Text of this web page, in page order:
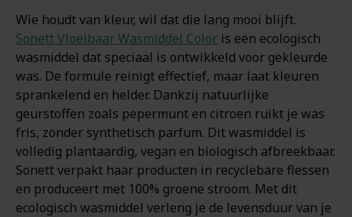
Wie houdt van kleur, wil dat die lang mooi blijft.
Sonett Vloeibaar Wasmiddel Color is een ecologisch
wasmiddel dat speciaal is ontwikkeld voor gekleurde
was. De formule reinigt effectief, maar laat kleuren
sprankelend en helder. Dankzij natuurlijke
geurstoffen zoals pepermunt en citroen ruikt je was
fris, zonder synthetisch parfum. Dit wasmiddel is
volledig plantaardig, vegan en biologisch afbreekbaar.
Sonett verpakt haar producten in recyclebare flessen
en produceert met 100% groene stroom. Met dit
ecologisch wasmiddel verleng je de levensduur van je